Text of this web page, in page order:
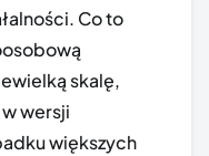
Co to
skalę,
wersji
większych